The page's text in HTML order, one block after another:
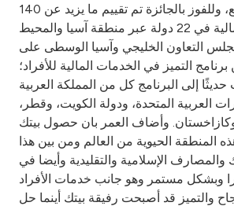
واحترام الجميع، وللفوز بالجائزة تم تقييم ما يزيد عن 140
مصرفًا ومؤسسة مالية في 22 دولة عبر منطقة آسيا والمحيط
التعاون الخليجي وآسيا الوسطى على
التميز في الخدمات المالية للأفراد؛
إلى البرنامج كل من المملكة العربية
العربية المتحدة، ودولة الكويت، وقطر،
وأضاف العمر بان حصول بيتك
المنطقة الحيوية من العالم ومن بين هذا
والمصارف الإسلامية والتقليدية وأيضا في
وبشكل مستمر وهو جانب خدمات الأفراد
والتميز قد أصبحت رفيقة بيتك أينما حل